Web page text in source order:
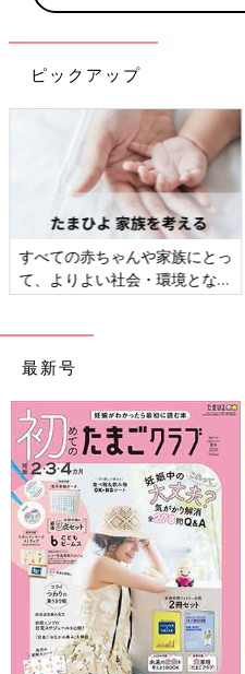
前の話
君は漫画編集部に持
ち込みに行ったこと
があるか【御手洗直
子のコマダム日記 ＃
ピックアップ
すべての赤ちゃんや家族にとっ
て、よりよい社会・環境となる
ことをめざしてさまざまな課題
最新号